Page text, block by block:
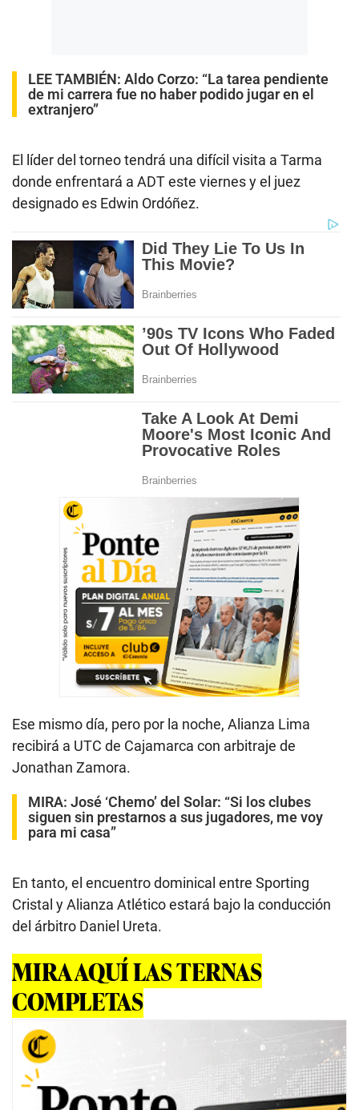
LEE TAMBIÉN: Aldo Corzo: “La tarea pendiente
de mi carrera fue no haber podido jugar en el
extranjero”
El líder del torneo tendrá una difícil visita a Tarma
donde enfrentará a ADT este viernes y el juez
designado es Edwin Ordóñez.
Ese mismo día, pero por la noche, Alianza Lima
recibirá a UTC de Cajamarca con arbitraje de
Jonathan Zamora.
MIRA: José ‘Chemo’ del Solar: “Si los clubes
siguen sin prestarnos a sus jugadores, me voy
para mi casa”
En tanto, el encuentro dominical entre Sporting
Cristal y Alianza Atlético estará bajo la conducción
del árbitro Daniel Ureta.
MIRA AQUÍ LAS TERNAS
COMPLETAS